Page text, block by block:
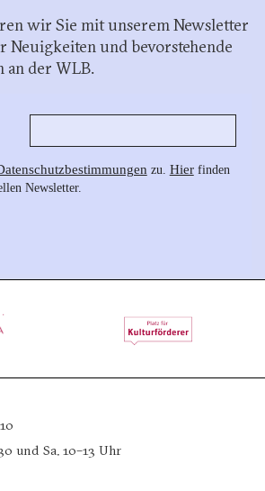
wir Sie mit unserem Newsletter
Neuigkeiten und bevorstehende
an der WLB.
und Sa. 10–13 Uhr